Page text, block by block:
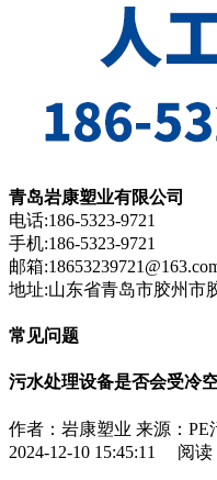
青岛岩康塑业有限公司
电话:186-5323-9721
手机:186-5323-9721
邮箱
地址:山东省青岛市胶州市
常见问题
污水处理设备是否会受冷
作者：岩康塑业 来源：PE
2024-12-10 15:45:11
阅读